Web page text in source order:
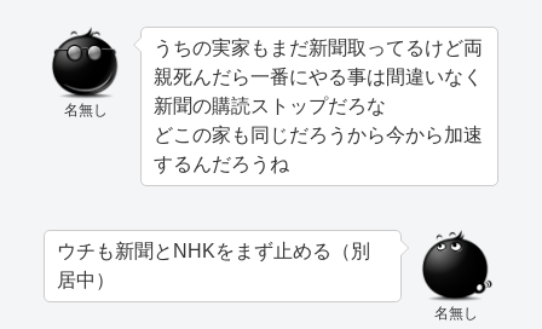
名無し
うちの実家もまだ新聞取ってるけど両
親死んだら一番にやる事は間違いなく
新聞の購読ストップだろな
どこの家も同じだろうから今から加速
するんだろうね
名無し
ウチも新聞とNHKをまず止める（別
居中）